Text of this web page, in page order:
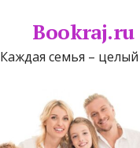
Bookraj.ru
Каждая семья –